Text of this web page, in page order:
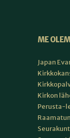
ME
Japan
Kirkon
Perusta-